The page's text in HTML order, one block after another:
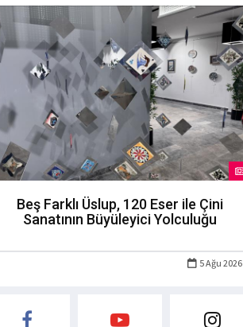
Beş Farklı Üslup, 120 Eser ile Çini
Sanatının Büyüleyici Yolculuğu
5 Ağu 2026